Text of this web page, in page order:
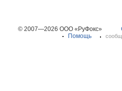
© 2007—2026 ООО «РуФокс»
Помощь